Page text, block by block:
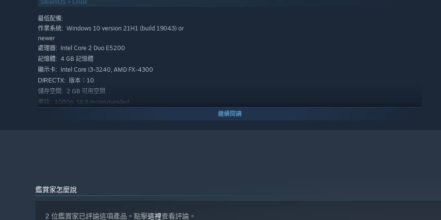
PARKOUR THROUGH A TWISTING UNDERWORLD
Death's Domain changes shape each time you explore it, but you're nimble! Choose your own approach with an
expressive set of moves.
SteamOS + Linux
最低配備:
作業系統: Windows 10 version 21H1 (build 19043) or
newer
處理器: Intel Core 2 Duo E5200
記憶體: 4 GB 記憶體
顯示卡: Intel Core i3-3240, AMD FX-4300
DIRECTX: 版本：10
儲存空間: 2 GB 可用空間
備註: 1080p, 16:9 recommended
儲存空間: 2 GB 可用空間
備註: 1080p, 16:9 recommended
繼續閱讀
鑑賞家怎麼說
2 位鑑賞家已評論這項產品。點擊這裡查看評論。